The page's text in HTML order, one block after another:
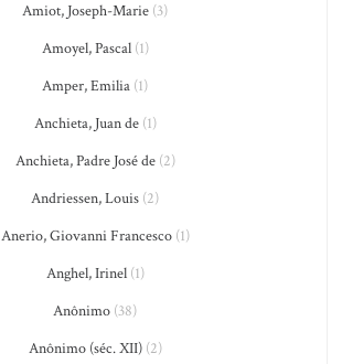
Amiot, Joseph-Marie (3)
Amoyel, Pascal(1)
Amper, Emilia (1)
Anchieta, Juan de(1)
Anchieta, Padre José de(2)
Andriessen, Louis (2)
Anerio, Giovanni Francesco(1)
Anghel, Irinel(1)
Anônimo (38)
Anônimo (séc. XII)(2)